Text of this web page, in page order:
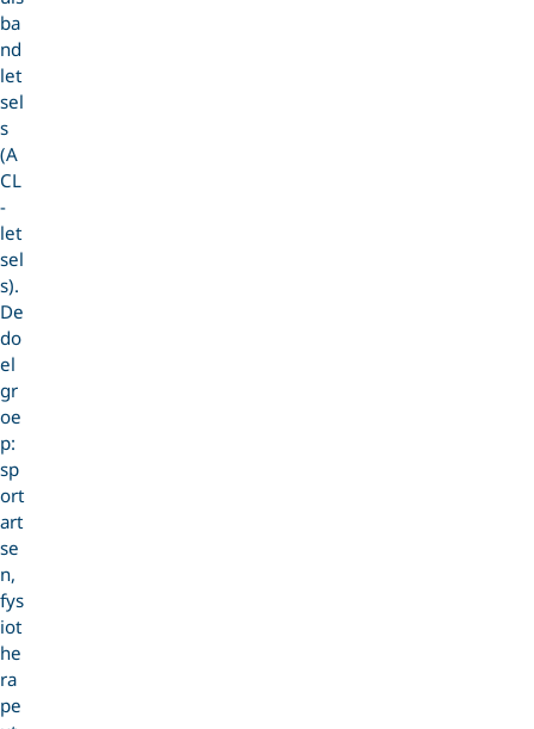
ba
nd
let
sel
s
(A
CL
-
let
sel
s).
De
do
el
gr
oe
p:
sp
ort
art
se
n,
fys
iot
he
ra
pe